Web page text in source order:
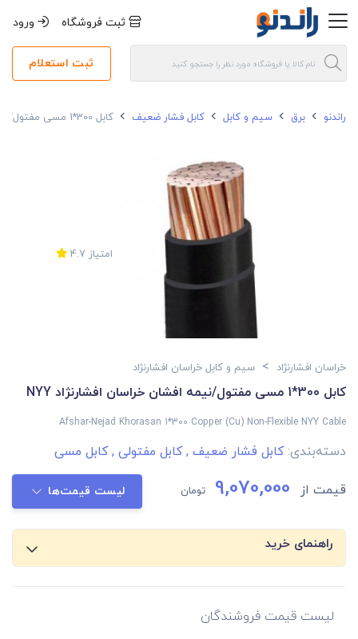
ثبت فروشگاه ورود
ثبت استعلام
راندنو برق سیم و کابل کابل فشار ضعیف کابل 300*1 مسی مفتول/نیمه افشان خراسان افشارنژاد NYY
امتیاز 4.7
خراسان افشارنژاد > سیم و کابل خراسان افشارنژاد
کابل 300*1 مسی مفتول/نیمه افشان خراسان افشارنژاد NYY
Afshar-Nejad Khorasan 1*300 Copper (Cu) Non-Flexible NYY Cable
دسته‌بندی:کابل فشار ضعیف ,کابل مفتولی ,کابل مسی
قیمت از 9,070,000 تومان لیست قیمت‌ها
راهنمای خرید
لیست قیمت فروشندگان